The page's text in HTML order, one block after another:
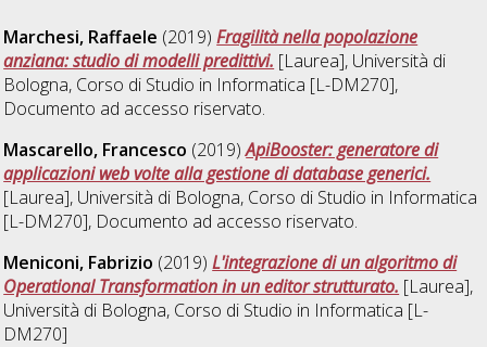
Marchesi, Raffaele (2019)Fragilità nella popolazione
anziana: studio di modelli predittivi. [Laurea], Università di
Bologna, Corso di Studio in Informatica [L-DM270],
Documento ad accesso riservato.
Mascarello, Francesco (2019)ApiBooster: generatore di
applicazioni web volte alla gestione di database generici.
[Laurea], Università di Bologna, Corso di Studio in Informatica
[L-DM270], Documento ad accesso riservato.
Meniconi, Fabrizio (2019)L'integrazione di un algoritmo di
Operational Transformation in un editor strutturato. [Laurea],
Università di Bologna, Corso di Studio in Informatica [L-
DM270]